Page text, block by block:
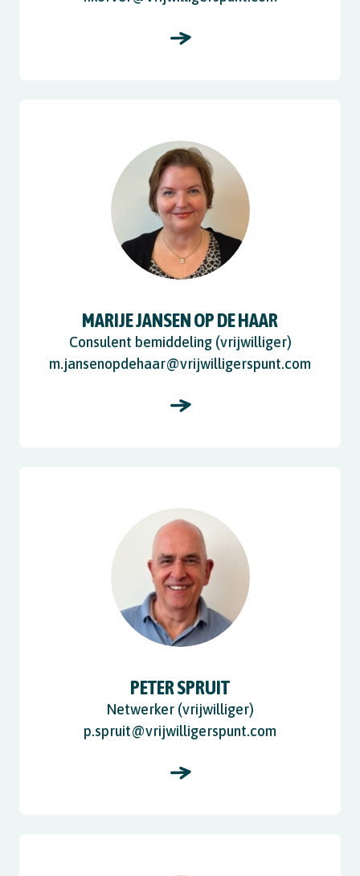
MARIJE JANSEN OP DE HAAR
Consulent bemiddeling (vrijwilliger)
m.jansenopdehaar@vrijwilligerspunt.com
PETER SPRUIT
Netwerker (vrijwilliger)
p.spruit@vrijwilligerspunt.com